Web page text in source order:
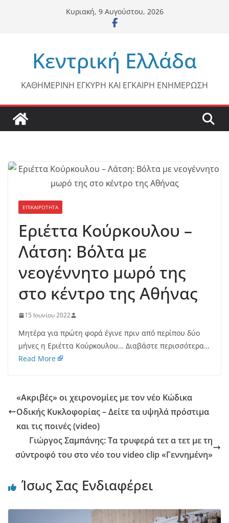
Κυριακή, 9 Αυγούστου, 2026
Κεντρική Ελλάδα
ΚΑΘΗΜΕΡΙΝΗ ΕΓΚΥΡΗ ΚΑΙ ΕΓΚΑΙΡΗ ΕΝΗΜΕΡΩΣΗ
ΕΠΙΚΑΙΡΟΤΗΤΑ
Εριέττα Κούρκουλου –
Λάτση: Βόλτα με
νεογέννητο μωρό της
στο κέντρο της Αθήνας
15 Ιουνίου 2022
Μητέρα για πρώτη φορά έγινε πριν από περίπου δύο
μήνες η Εριέττα Κούρκουλου… Διαβάστε περισσότερα…
Read More
«Ακριβές» οι χειρονομίες με τον νέο Κώδικα
Οδικής Κυκλοφορίας – Δείτε τα υψηλά πρόστιμα
και τις ποινές (video)
Γιώργος Σαμπάνης: Τα τρυφερά τετ α τετ με τη
σύντροφό του στο νέο του video clip «Γεννημένη»
Ίσως Σας Ενδιαφέρει